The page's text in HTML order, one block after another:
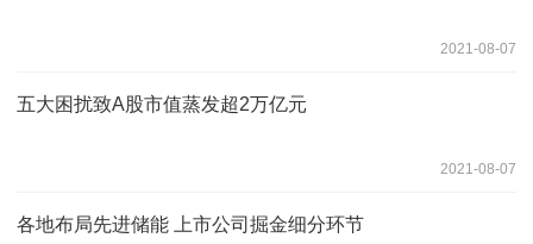
2021-08-07
五大困扰致A股市值蒸发超2万亿元
2021-08-07
各地布局先进储能 上市公司掘金细分环节